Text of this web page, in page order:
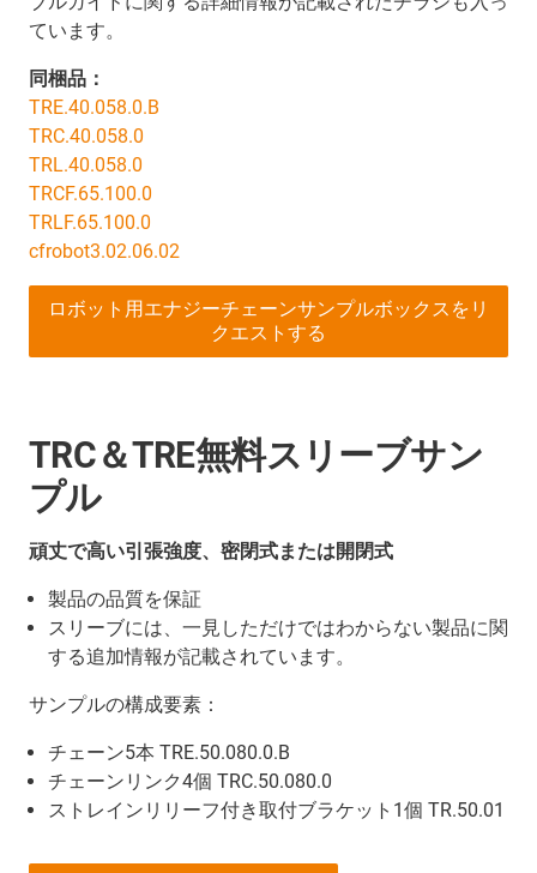
ています。
同梱品：
TRE.40.058.0.B
TRC.40.058.0
TRL.40.058.0
TRCF.65.100.0
TRLF.65.100.0
cfrobot3.02.06.02
ロボット用エナジーチェーンサンプルボックスをリ
クエストする
TRC＆TRE無料スリーブサン
プル
頑丈で高い引張強度、密閉式または開閉式
製品の品質を保証
スリーブには、一見しただけではわからない製品に関
する追加情報が記載されています。
サンプルの構成要素：
チェーン5本 TRE.50.080.0.B
チェーンリンク4個 TRC.50.080.0
ストレインリリーフ付き取付ブラケット1個 TR.50.01